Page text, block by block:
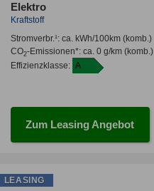
Elektro
Kraftstoff
Stromverbr.¹: ca. kWh/100km(komb.)
CO2-Emissionen*: ca. 0 g/km(komb.)
Effizienzklasse: A
Zum Leasing Angebot
LEASING